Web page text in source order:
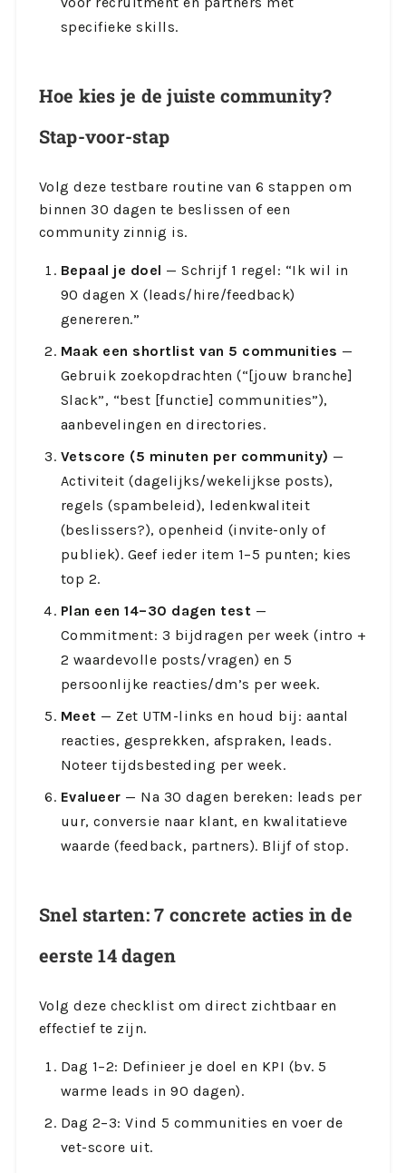
specifieke skills.
Hoe kies je de juiste community?
Stap-voor-stap
Volg deze testbare routine van 6 stappen om
binnen 30 dagen te beslissen of een
community zinnig is.
Bepaal je doel — Schrijf 1 regel: “Ik wil in
90 dagen X (leads/hire/feedback)
genereren.”
Maak een shortlist van 5 communities —
Gebruik zoekopdrachten (“[jouw branche]
Slack”, “best [functie] communities”),
aanbevelingen en directories.
Vetscore (5 minuten per community) —
Activiteit (dagelijks/wekelijkse posts),
regels (spambeleid), ledenkwaliteit
(beslissers?), openheid (invite-only of
publiek). Geef ieder item 1–5 punten; kies
top 2.
Plan een 14–30 dagen test —
Commitment: 3 bijdragen per week (intro +
2 waardevolle posts/vragen) en 5
persoonlijke reacties/dm’s per week.
Meet — Zet UTM-links en houd bij: aantal
reacties, gesprekken, afspraken, leads.
Noteer tijdsbesteding per week.
Evalueer — Na 30 dagen bereken: leads per
uur, conversie naar klant, en kwalitatieve
waarde (feedback, partners). Blijf of stop.
Snel starten: 7 concrete acties in de
eerste 14 dagen
Volg deze checklist om direct zichtbaar en
effectief te zijn.
Dag 1–2: Definieer je doel en KPI (bv. 5
warme leads in 90 dagen).
Dag 2–3: Vind 5 communities en voer de
vet-score uit.